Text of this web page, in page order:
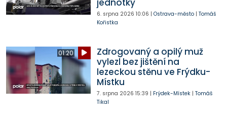
jednotky
6. srpna 2026 10:06 | Ostrava-město| Tomáš
Kořistka
01:20
Zdrogovaný a opilý muž
vylezl bez jištění na
lezeckou stěnu ve Frýdku-
Místku
7. srpna 2026 15:39 | Frýdek-Místek| Tomáš
Tikal